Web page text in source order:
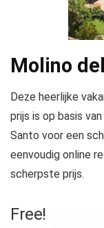
Molino
Deze heerlijke
prijs is op basis
Santo voor een
eenvoudig online
scherpste prijs.
Free!